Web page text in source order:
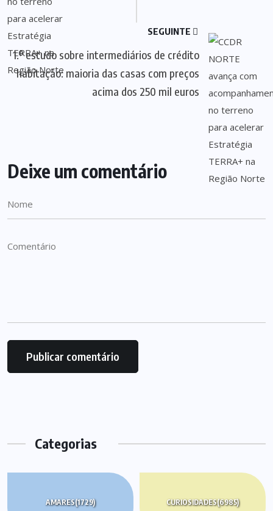
SEGUINTE
1.º estudo sobre intermediários de crédito
habitação: maioria das casas com preços
acima dos 250 mil euros
Deixe um comentário
Categorias
AMARES(1729) CURIOSIDADES(6985)